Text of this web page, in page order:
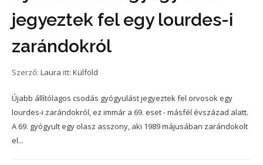
jegyeztek fel egy lourdes-i
zarándokról
Szerző: Laura itt: Külföld
Újabb állítólagos csodás gyógyulást jegyeztek fel orvosok egy
lourdes-i zarándokról, ez immár a 69. eset - másfél évszázad alatt.
A 69. gyógyult egy olasz asszony, aki 1989 májusában zarándokolt
el...